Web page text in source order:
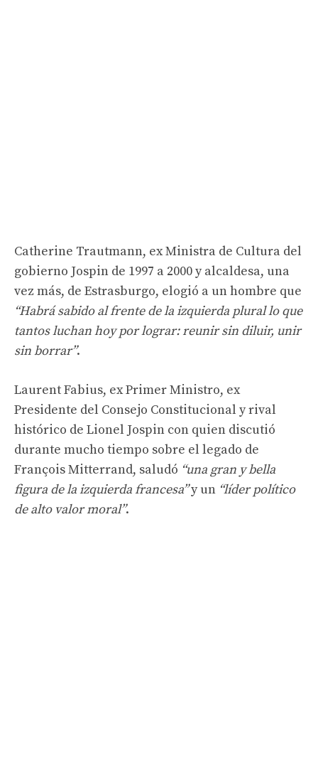
Catherine Trautmann, ex Ministra de Cultura del
gobierno Jospin de 1997 a 2000 y alcaldesa, una
vez más, de Estrasburgo, elogió a un hombre que
“Habrá sabido al frente de la izquierda plural lo que
tantos luchan hoy por lograr: reunir sin diluir, unir
sin borrar”.
Laurent Fabius, ex Primer Ministro, ex
Presidente del Consejo Constitucional y rival
histórico de Lionel Jospin con quien discutió
durante mucho tiempo sobre el legado de
François Mitterrand, saludó “una gran y bella
figura de la izquierda francesa”y un “líder político
de alto valor moral”.